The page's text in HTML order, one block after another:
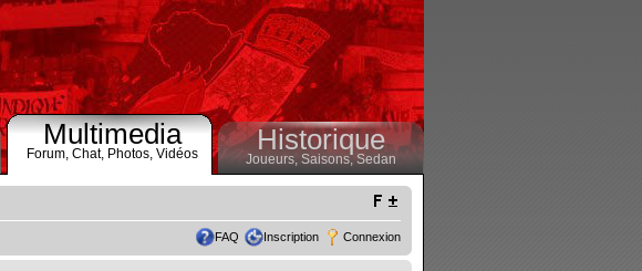
Multimedia
Forum, Chat, Photos, Vidéos Historique
Joueurs, Saisons,Sedan
FAQ Inscription Connexion